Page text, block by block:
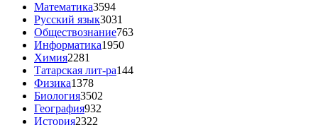
Математика3594
Русский язык3031
Обществознание763
Информатика1950
Химия2281
Татарская лит-ра144
Физика1378
Биология3502
География932
История2322